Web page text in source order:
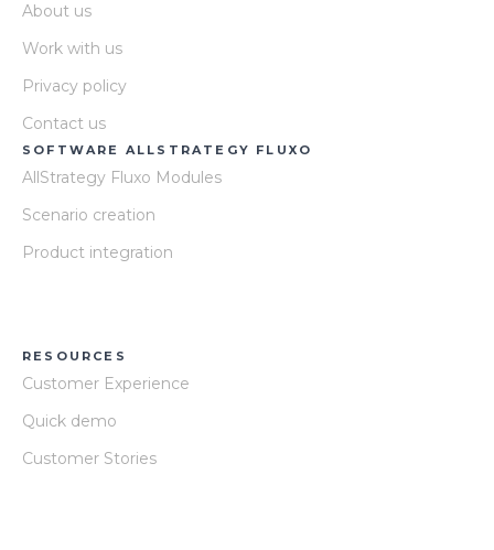
About us
Work with us
Privacy policy
Contact us
SOFTWARE ALLSTRATEGY FLUXO
AllStrategy Fluxo Modules
Scenario creation
Product integration
RESOURCES
Customer Experience
Quick demo
Customer Stories